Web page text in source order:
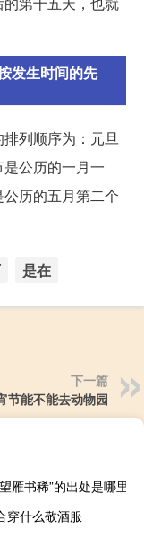
发生时间的先
列顺序为：元旦
公历的一月一
历的五月第二个
是在
下一篇
节能不能去动物园
雁书稀”的出处是哪里
穿什么敬酒服